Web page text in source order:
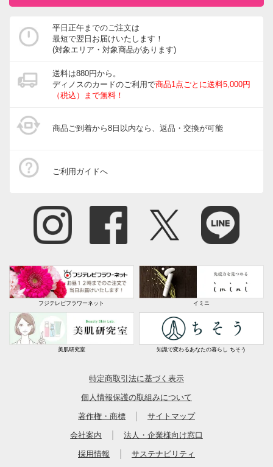
平日正午までのご注文は
最短で翌日お届けいたします！
(対象エリア・対象商品があります)
送料は880円から。
ディノスのカードのご利用で商品1点ごとに送料5,000円
（税込）まで無料！
商品ご到着から8日以内なら、返品・交換が可能
ご利用ガイドへ
フジテレビフラワーネット イミニ
美肌研究室 知識で変わるあなたの暮らし ちそう
特定商取引法に基づく表示
個人情報保護の取組みについて
著作権・商標 サイトマップ
会社案内 法人・企業様向け窓口
採用情報 サステナビリティ